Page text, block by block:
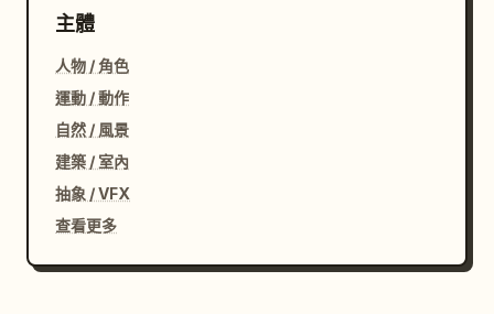
主體
人物 / 角色
運動 / 動作
自然 / 風景
建築 / 室內
抽象 / VFX
查看更多